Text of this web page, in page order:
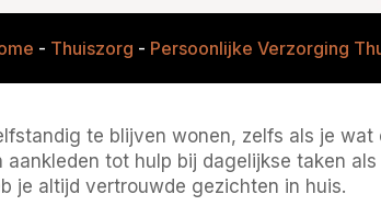
- Thuiszorg - Persoonlijke Verzorging
te blijven wonen, zelfs als je
tot hulp bij dagelijkse taken
je altijd vertrouwde gezichten in huis.